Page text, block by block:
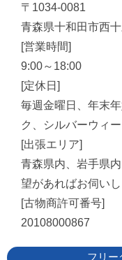
〒1034-0081
青森県十和田市西
[営業時間]
9:00～18:00
[定休日]
毎週金曜日、年末
ク、シルバーウィ
[出張エリア]
青森県内、岩手県
望があればお伺いし
[古物商許可番号]
20108000867
フリー